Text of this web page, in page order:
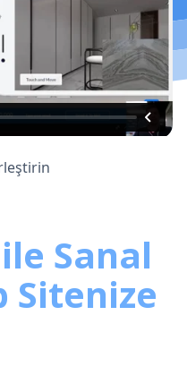
Sanal
Sitenize